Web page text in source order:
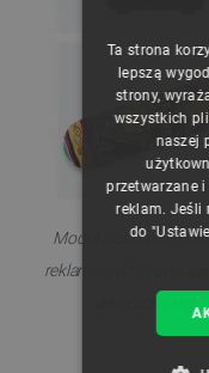
Moduł doskonale
reklamowych,
dekoracji
Ta strona
lepszą
strony,
wszystkich
naszej
przetwarzane
reklam. Jeśli
do